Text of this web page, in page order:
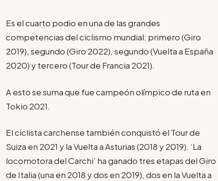
Es el cuarto podio en una de las grandes
competencias del ciclismo mundial: primero (Giro
2019), segundo (Giro 2022), segundo (Vuelta a España
2020) y tercero (Tour de Francia 2021).
A esto se suma que fue campeón olímpico de ruta en
Tokio 2021.
El ciclista carchense también conquistó el Tour de
Suiza en 2021 y la Vuelta a Asturias (2018 y 2019). ‘La
locomotora del Carchi’ ha ganado tres etapas del Giro
de Italia (una en 2018 y dos en 2019), dos en la Vuelta a